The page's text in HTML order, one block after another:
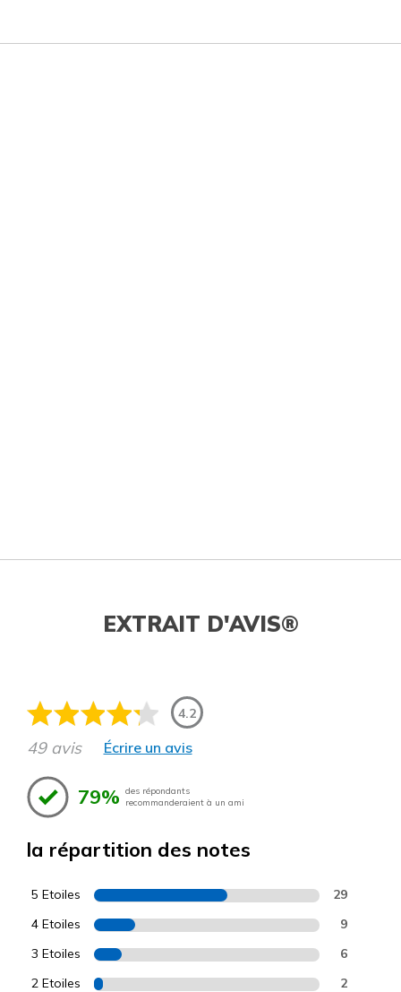
EXTRAIT D'AVIS®
4.2
49 avis Écrire un avis
79% des répondants
recommanderaient à un ami
la répartition des notes
5 Etoiles 29
4 Etoiles 9
3 Etoiles 6
2 Etoiles 2